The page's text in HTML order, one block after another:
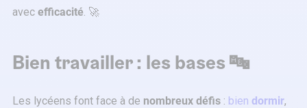
avec efficacité. 🚀
Bien travailler : les bases 🔤
Les lycéens font face à de nombreux défis : bien dormir,